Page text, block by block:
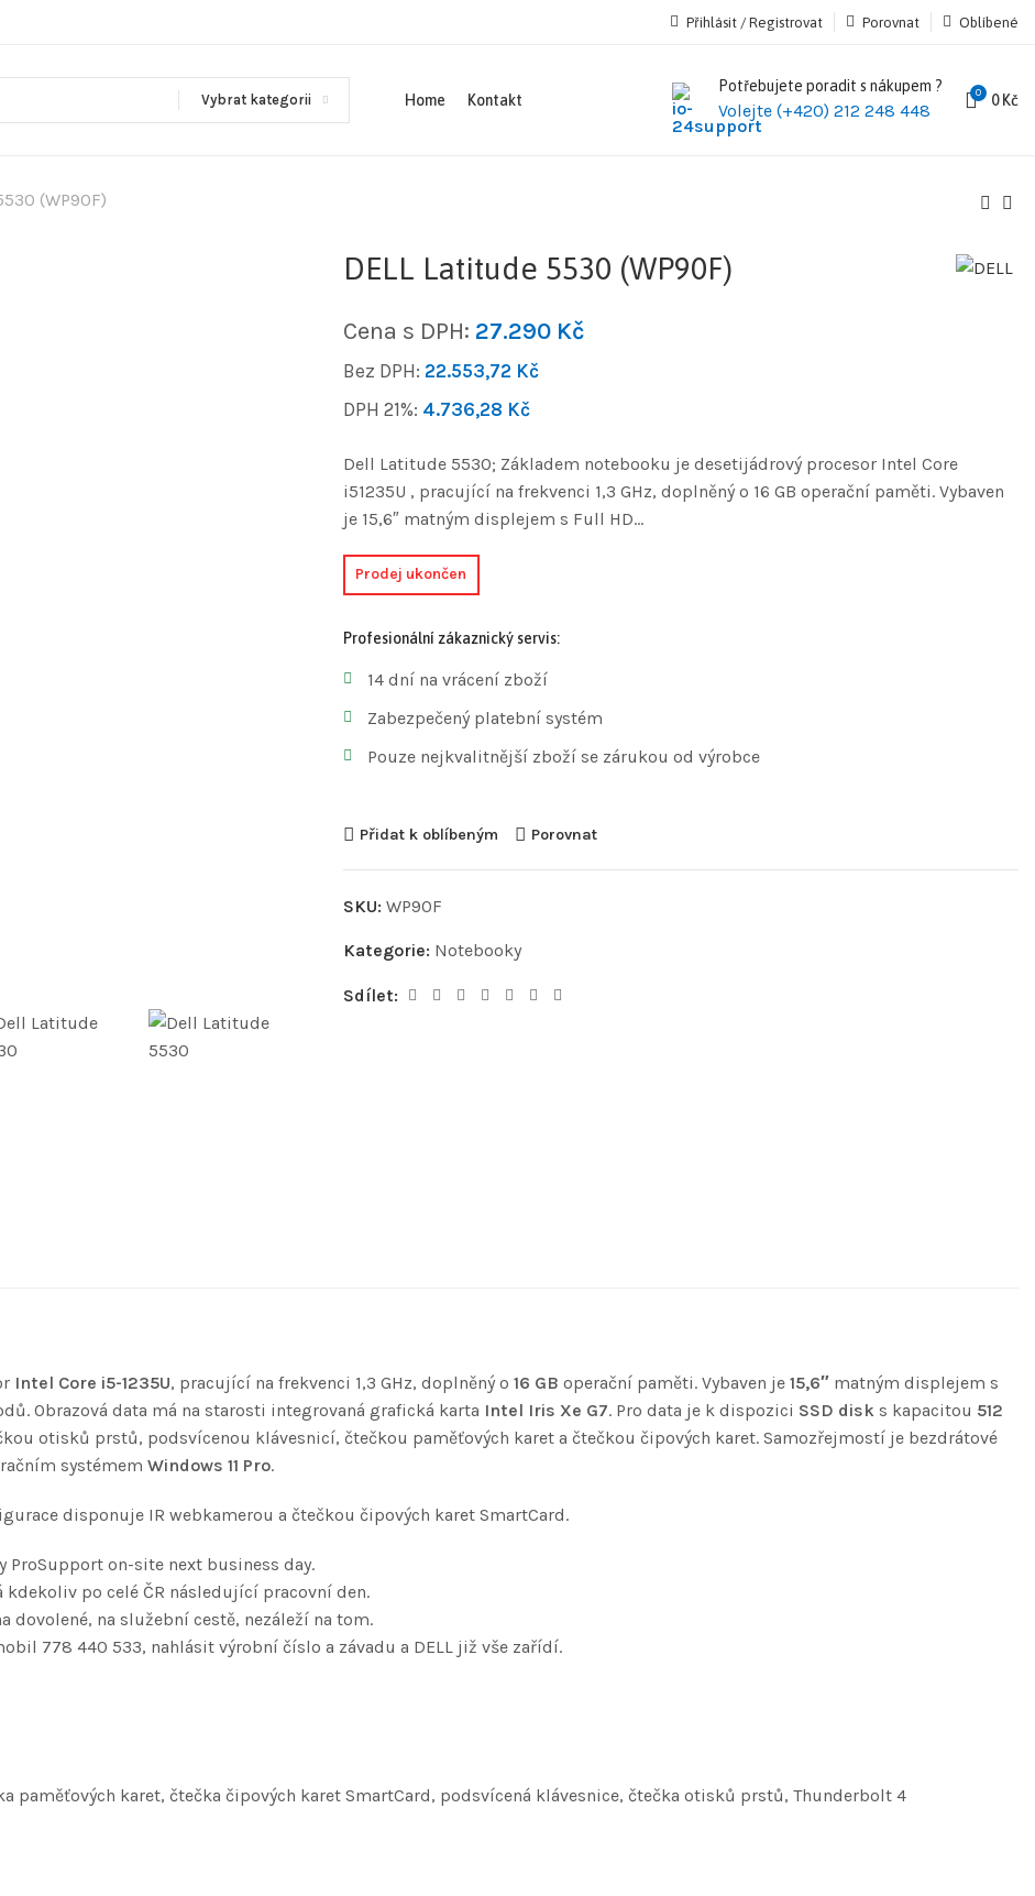
Přihlásit / Registrovat Porovnat Oblíbené
Vybrat kategorii Home Kontakt
Potřebujete poradit s nákupem ?
Volejte (+420) 212 248 448
0 0 Kč
(WP90F)
DELL Latitude 5530 (WP90F)
Cena s DPH: 27.290 Kč
Bez DPH: 22.553,72 Kč
DPH 21%: 4.736,28 Kč
Dell Latitude 5530; Základem notebooku je desetijádrový procesor Intel Core
i51235U , pracující na frekvenci 1,3 GHz, doplněný o 16 GB operační paměti. Vybaven
je 15,6″ matným displejem s Full HD…
Prodej ukončen
Profesionální zákaznický servis:
14 dní na vrácení zboží
Zabezpečený platební systém
Pouze nejkvalitnější zboží se zárukou od výrobce
Přidat k oblíbeným Porovnat
SKU: WP90F
Kategorie: Notebooky
Sdílet:
Intel Core i5-1235U, pracující na frekvenci 1,3 GHz, doplněný o 16 GB operační paměti. Vybaven je 15,6″ matným displejem s
Obrazová data má na starosti integrovaná grafická karta Intel Iris Xe G7. Pro data je k dispozici SSD disk s kapacitou 512
otisků prstů, podsvícenou klávesnicí, čtečkou paměťových karet a čtečkou čipových karet. Samozřejmostí je bezdrátové
systémem Windows 11 Pro.
disponuje IR webkamerou a čtečkou čipových karet SmartCard.
ProSupport on-site next business day.
po celé ČR následující pracovní den.
na služební cestě, nezáleží na tom.
778 440 533, nahlásit výrobní číslo a závadu a DELL již vše zařídí.
paměťových karet, čtečka čipových karet SmartCard, podsvícená klávesnice, čtečka otisků prstů, Thunderbolt 4